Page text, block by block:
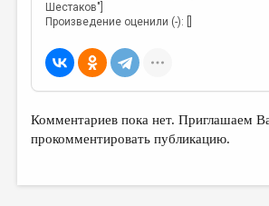
Шестаков"]
Произведение оценили (-): []
Комментариев пока нет. Приглашаем
прокомментировать публикацию.